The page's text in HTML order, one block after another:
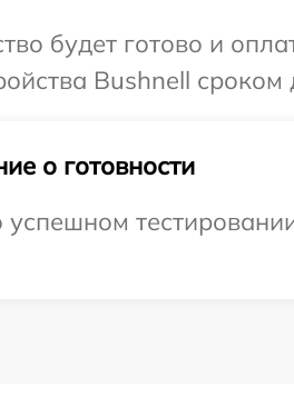
будет готово и
Bushnell сроком
о готовности